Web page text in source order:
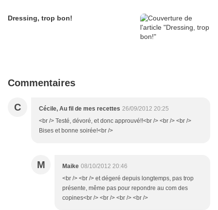
Dressing, trop bon!
Commentaires
C Cécile, Au fil de mes recettes 26/09/2012 20:25
<br /> Testé, dévoré, et donc approuvé!!<br /> <br /> <br />
Bises et bonne soirée!<br />
M Maike 08/10/2012 20:46
<br /> <br /> et dégeré depuis longtemps, pas trop
présente, même pas pour repondre au com des
copines<br /> <br /> <br /> <br />